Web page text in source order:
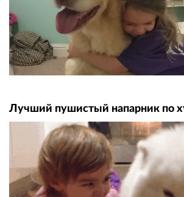
Лучший пушистый напарник по